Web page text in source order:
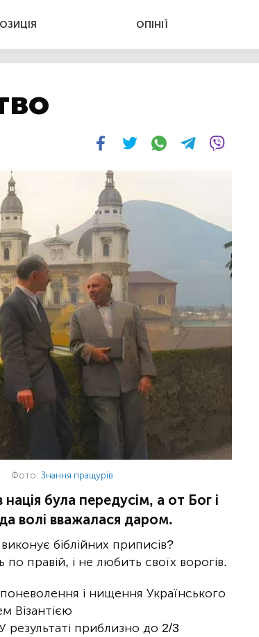
ОПІНІЇ
Фото: Знання пращурів
нація була передусім, а от Бог і
волі вважалася даром.
біблійних приписів?
правій, і не любить своїх ворогів.
і нищення Українського
Візантією
приблизно до 2/3